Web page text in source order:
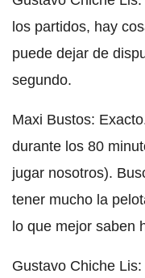
los partidos, hay
puede dejar de
segundo.
Maxi Bustos:
durante los 80
jugar nosotros).
tener mucho la
lo que mejor saben
Gustavo Chiche